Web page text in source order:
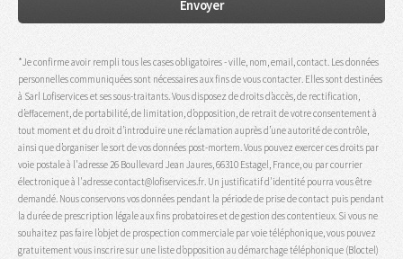
*Je confirme avoir rempli tous les cases obligatoires - ville, nom, email, contact. Les données
personnelles communiquées sont nécessaires aux fins de vous contacter. Elles sont destinées
à Sarl Lofiservices et ses sous-traitants. Vous disposez de droits d’accès, de rectification,
d’effacement, de portabilité, de limitation, d’opposition, de retrait de votre consentement à
tout moment et du droit d’introduire une réclamation auprès d’une autorité de contrôle,
ainsi que d’organiser le sort de vos données post-mortem. Vous pouvez exercer ces droits par
voie postale à l'adresse 26 Boullevard Jean Jaures, 66310 Estagel, France, ou par courrier
électronique à l'adresse contact@lofiservices.fr. Un justificatif d'identité pourra vous être
demandé. Nous conservons vos données pendant la période de prise de contact puis pendant
la durée de prescription légale aux fins probatoires et de gestion des contentieux. Si vous ne
souhaitez pas faire l’objet de prospection commerciale par voie téléphonique, vous pouvez
gratuitement vous inscrire sur une liste d’opposition au démarchage téléphonique (Bloctel)